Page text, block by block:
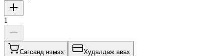
1
Сагсанд нэмэх Худалдаж авах